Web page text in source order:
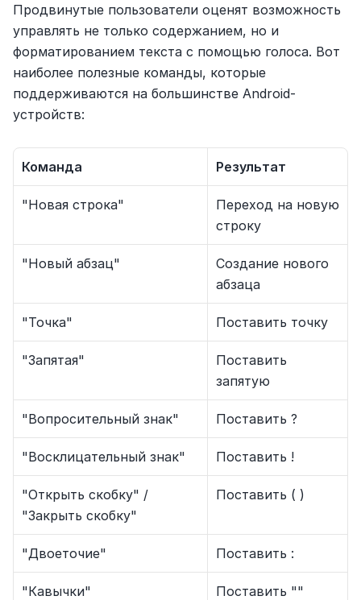
Продвинутые пользователи оценят возможность
управлять не только содержанием, но и
форматированием текста с помощью голоса. Вот
наиболее полезные команды, которые
поддерживаются на большинстве Android-
устройств:
Команда Результат
"Новая строка"
Переход на новую
строку
"Новый абзац"
Создание нового
абзаца
"Точка" Поставить точку
"Запятая"
Поставить
запятую
"Вопросительный знак" Поставить ?
"Восклицательный знак" Поставить !
"Открыть скобку" /
"Закрыть скобку"
Поставить ( )
"Двоеточие" Поставить :
"Кавычки" Поставить ""